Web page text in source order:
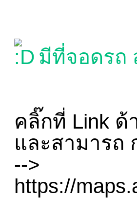
มีที่จอดรถ
คลิ๊กที่ Link ด้
และสามารถ
-->
https://